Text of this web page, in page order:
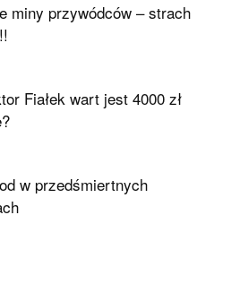
miny przywódców – strach
Fiałek wart jest 4000 zł
w przedśmiertnych